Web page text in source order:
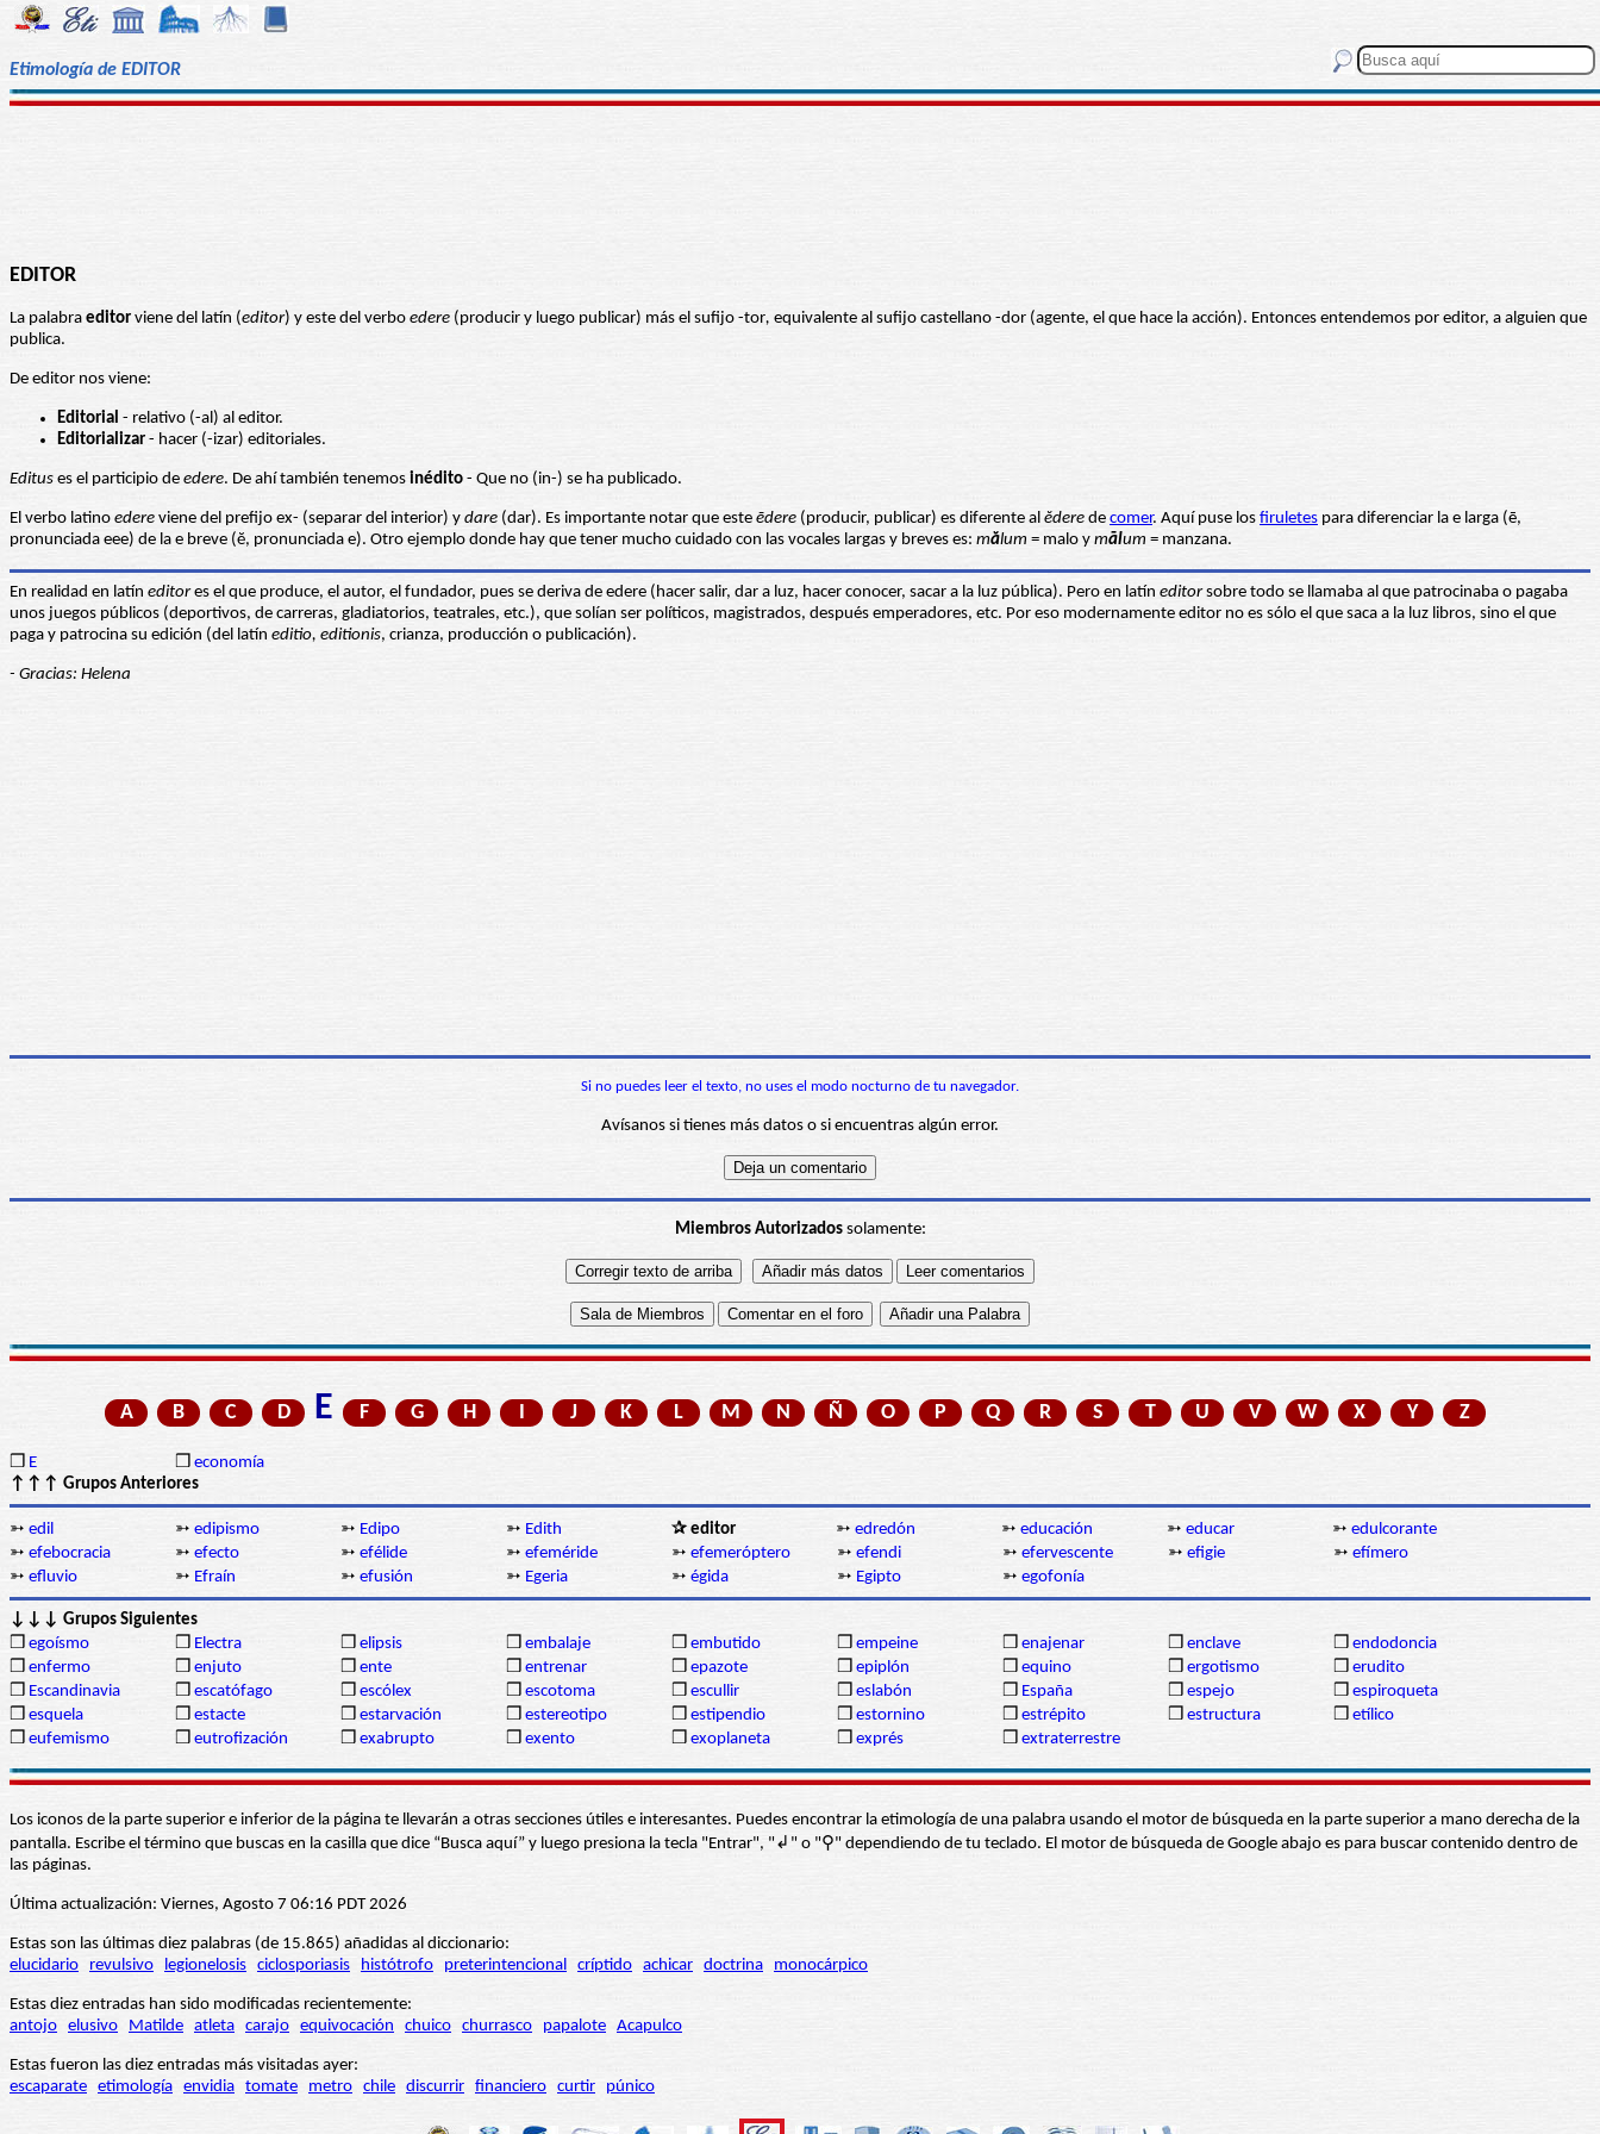
Etimología de EDITOR
EDITOR
La palabra editor viene del latín (editor) y este del verbo edere (producir y luego publicar) más el sufijo -tor, equivalente al sufijo castellano -dor (agente, el que hace la acción). Entonces entendemos por editor, a alguien que
publica.
De editor nos viene:
Editorial - relativo (-al) al editor.
Editorializar - hacer (-izar) editoriales.
Editus es el participio de edere. De ahí también tenemos inédito - Que no (in-) se ha publicado.
El verbo latino edere viene del prefijo ex- (separar del interior) y dare (dar). Es importante notar que este ēdere (producir, publicar) es diferente al ĕdere de comer. Aquí puse los firuletes para diferenciar la e larga (ē,
pronunciada eee) de la e breve (ĕ, pronunciada e). Otro ejemplo donde hay que tener mucho cuidado con las vocales largas y breves es: mălum = malo y mālum = manzana.
En realidad en latín editores el que produce, el autor, el fundador, pues se deriva de edere (hacer salir, dar a luz, hacer conocer, sacar a la luz pública). Pero en latín editorsobre todo se llamaba al que patrocinaba o pagaba
unos juegos públicos (deportivos, de carreras, gladiatorios, teatrales, etc.), que solían ser políticos, magistrados, después emperadores, etc. Por eso modernamente editor no es sólo el que saca a la luz libros, sino el que
paga y patrocina su edición (del latín editio, editionis, crianza, producción o publicación).
- Gracias: Helena
Si no puedes leer el texto, no uses el modo nocturno de tu navegador.
Avísanos si tienes más datos o si encuentras algún error.
Miembros Autorizadossolamente:
A B C D E F G H J K L M N Ñ O P Q R S T U V W X Y Z
❒ E ❒ economía
↑↑↑ Grupos Anteriores
➳ edil ➳ edipismo ➳ Edipo ➳ Edith ✰ editor ➳ edredón ➳ educación ➳ educar ➳ edulcorante
➳ efebocracia ➳ efecto ➳ efélide ➳ efeméride ➳ efemeróptero ➳ efendi ➳ efervescente ➳ efigie ➳ efímero
➳ efluvio ➳ Efraín ➳ efusión ➳ Egeria ➳ égida ➳ Egipto ➳ egofonía
↓↓↓ Grupos Siguientes
❒ egoísmo ❒ Electra ❒ elipsis ❒ embalaje ❒ embutido ❒ empeine ❒ enajenar ❒ enclave ❒ endodoncia
❒ enfermo ❒ enjuto ❒ ente ❒ entrenar ❒ epazote ❒ epiplón ❒ equino ❒ ergotismo ❒ erudito
❒ Escandinavia ❒ escatófago ❒ escólex ❒ escotoma ❒ escullir ❒ eslabón ❒ España ❒ espejo ❒ espiroqueta
❒ esquela ❒ estacte ❒ estarvación ❒ estereotipo ❒ estipendio ❒ estornino ❒ estrépito ❒ estructura ❒ etílico
❒ eufemismo ❒ eutrofización ❒ exabrupto ❒ exento ❒ exoplaneta ❒ exprés ❒ extraterrestre
Los iconos de la parte superior e inferior de la página te llevarán a otras secciones útiles e interesantes. Puedes encontrar la etimología de una palabra usando el motor de búsqueda en la parte superior a mano derecha de la
pantalla. Escribe el término que buscas en la casilla que dice “Busca aquí” y luego presiona la tecla "Entrar", "↲" o "⚲" dependiendo de tu teclado. El motor de búsqueda de Google abajo es para buscar contenido dentro de
las páginas.
Última actualización: Viernes, Agosto 7 06:16 PDT 2026
Estas son las últimas diez palabras (de 15.865) añadidas al diccionario:
elucidario
revulsivo legionelosis ciclosporiasis histótrofo preterintencional críptido achicar doctrina monocárpico
Estas diez entradas han sido modificadas recientemente:
antojo elusivo Matilde atleta carajo equivocación chuico churrasco papalote Acapulco
Estas fueron las diez entradas más visitadas ayer:
escaparate etimología envidia tomate metro chile discurrir financiero curtir púnico